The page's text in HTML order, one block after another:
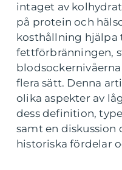
intaget av
på protein och
kosthållning hjälpa
fettförbränningen,
flera sätt. Denna
olika aspekter av
dess definition,
samt en diskussion
historiska fördelar